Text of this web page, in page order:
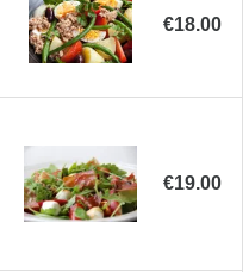
€18.00
€19.00